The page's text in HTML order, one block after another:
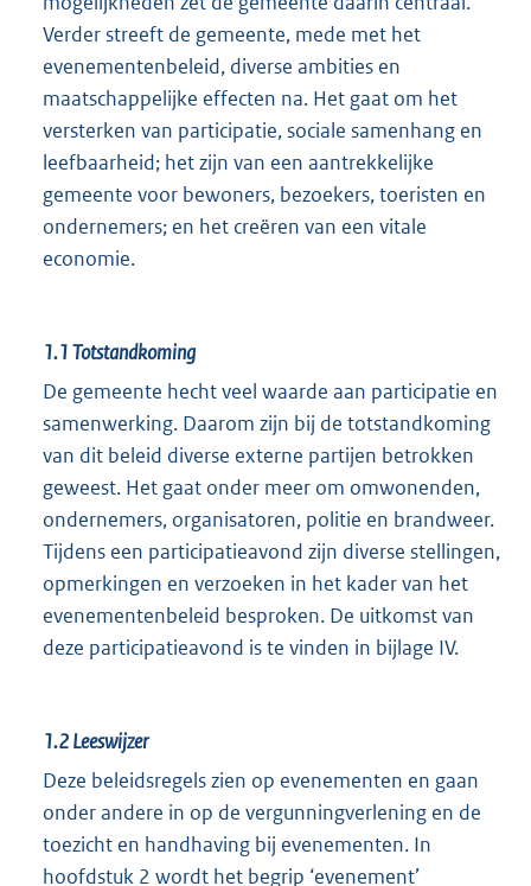
Verder streeft de gemeente, mede met het
evenementenbeleid, diverse ambities en
maatschappelijke effecten na. Het gaat om het
versterken van participatie, sociale samenhang en
leefbaarheid; het zijn van een aantrekkelijke
gemeente voor bewoners, bezoekers, toeristen en
ondernemers; en het creëren van een vitale
economie.
1.1Totstandkoming
De gemeente hecht veel waarde aan participatie en
samenwerking. Daarom zijn bij de totstandkoming
van dit beleid diverse externe partijen betrokken
geweest. Het gaat onder meer om omwonenden,
ondernemers, organisatoren, politie en brandweer.
Tijdens een participatieavond zijn diverse stellingen,
opmerkingen en verzoeken in het kader van het
evenementenbeleid besproken. De uitkomst van
deze participatieavond is te vinden in bijlage IV.
1.2Leeswijzer
Deze beleidsregels zien op evenementen en gaan
onder andere in op de vergunningverlening en de
toezicht en handhaving bij evenementen. In
hoofdstuk 2 wordt het begrip ‘evenement’